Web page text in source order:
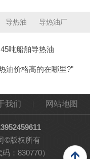
导热油 导热油厂
吨船舶导热油
油价格高的在哪里?"
我们 网站地图
©版权所有
码：830770）